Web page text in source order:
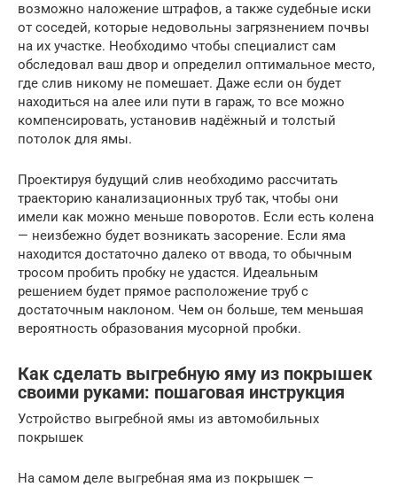
возможно наложение штрафов, а также судебные иски
от соседей, которые недовольны загрязнением почвы
на их участке. Необходимо чтобы специалист сам
обследовал ваш двор и определил оптимальное место,
где слив никому не помешает. Даже если он будет
находиться на алее или пути в гараж, то все можно
компенсировать, установив надёжный и толстый
потолок для ямы.
Проектируя будущий слив необходимо рассчитать
траекторию канализационных труб так, чтобы они
имели как можно меньше поворотов. Если есть колена
— неизбежно будет возникать засорение. Если яма
находится достаточно далеко от ввода, то обычным
тросом пробить пробку не удастся. Идеальным
решением будет прямое расположение труб с
достаточным наклоном. Чем он больше, тем меньшая
вероятность образования мусорной пробки.
Как сделать выгребную яму из покрышек
своими руками: пошаговая инструкция
Устройство выгребной ямы из автомобильных
покрышек
На самом деле выгребная яма из покрышек —